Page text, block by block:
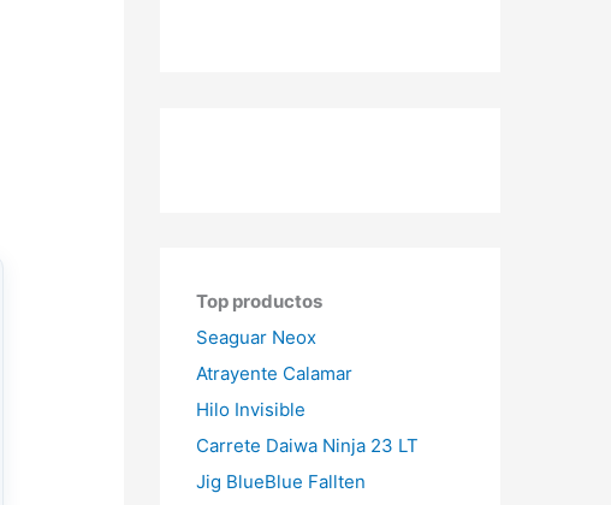
Top productos
Seaguar Neox
Atrayente Calamar
Hilo Invisible
Carrete Daiwa Ninja 23 LT
Jig BlueBlue Fallten